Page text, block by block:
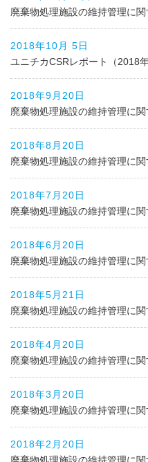
廃棄物処理施設の維持管理に
2018年10月 5日
ユニチカCSRレポート（2018
2018年9月20日
廃棄物処理施設の維持管理に
2018年8月20日
廃棄物処理施設の維持管理に
2018年7月20日
廃棄物処理施設の維持管理に
2018年6月20日
廃棄物処理施設の維持管理に
2018年5月21日
廃棄物処理施設の維持管理に
2018年4月20日
廃棄物処理施設の維持管理に
2018年3月20日
廃棄物処理施設の維持管理に
2018年2月20日